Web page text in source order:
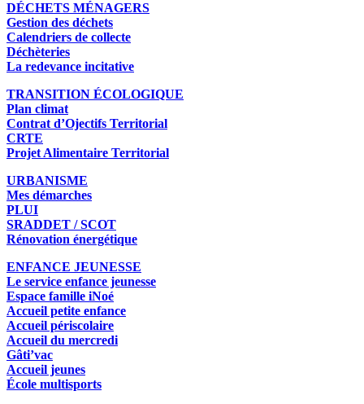
DÉCHETS MÉNAGERS
Gestion des déchets
Calendriers de collecte
Déchèteries
La redevance incitative
TRANSITION ÉCOLOGIQUE
Plan climat
Contrat d’Ojectifs Territorial
CRTE
Projet Alimentaire Territorial
URBANISME
Mes démarches
PLUI
SRADDET / SCOT
Rénovation énergétique
ENFANCE JEUNESSE
Le service enfance jeunesse
Espace famille iNoé
Accueil petite enfance
Accueil périscolaire
Accueil du mercredi
Gâti’vac
Accueil jeunes
École multisports